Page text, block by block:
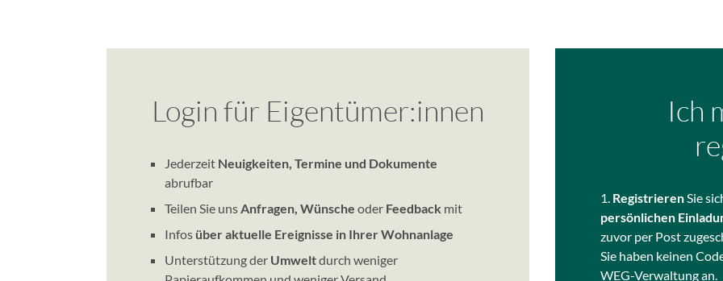
Login für Eigentümer:innen
Jederzeit Neuigkeiten, Termine und Dokumente
abrufbar
Teilen Sie unsAnfragen, Wünsche oder Feedback mit
Infos über aktuelle Ereignisse in Ihrer Wohnanlage
Unterstützung der Umweltdurch weniger
Ich
1. RegistrierenSie
persönlichen
zuvor per Post
Sie haben keinen
WEG-Verwaltung an.